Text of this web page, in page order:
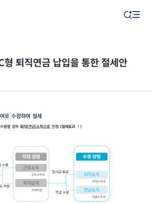
형 퇴직연금 납입을 통한 절세안